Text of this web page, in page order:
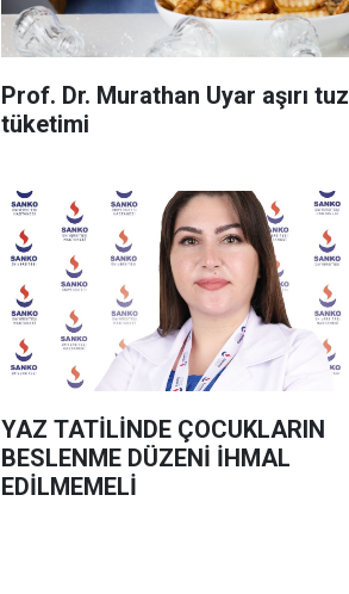
Prof. Dr. Murathan Uyar aşırı tuz
tüketimi
YAZ TATİLİNDE ÇOCUKLARIN
BESLENME DÜZENİ İHMAL
EDİLMEMELİ